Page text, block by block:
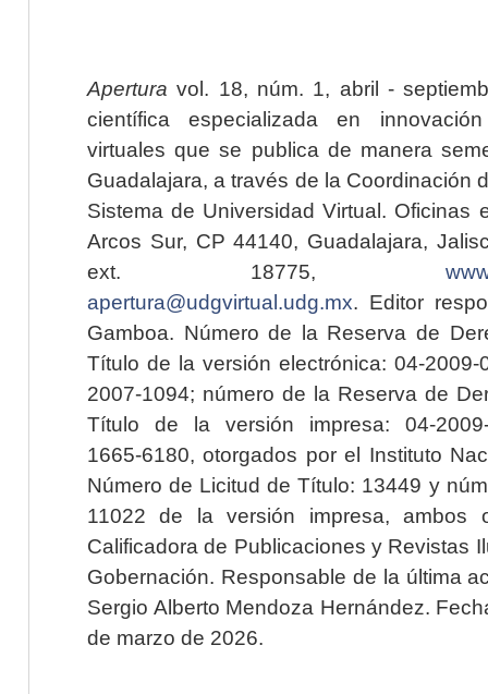
Apertura vol. 18, núm. 1, abril -
científica especializada en
virtuales que se publica de manera
Guadalajara, a través de la Coordinación
Sistema de Universidad Virtual. Oficinas
Arcos Sur, CP 44140, Guadalajara,
ext. 18775,
apertura@udgvirtual.udg.mx. Editor
Gamboa. Número de la Reserva de
Título de la versión electrónica: 04-2009-
2007-1094; número de la Reserva de
Título de la versión impresa: 04-2009-
1665-6180, otorgados por el Instituto
Número de Licitud de Título: 13449 y
11022 de la versión impresa, ambos
Calificadora de Publicaciones y Revistas
Gobernación. Responsable de la última
Sergio Alberto Mendoza Hernández.
de marzo de 2026.